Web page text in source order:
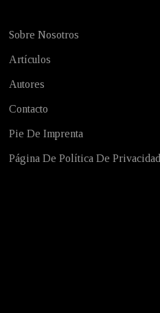
Sobre Nosotros
Artículos
Autores
Contacto
Pie De Imprenta
Página De Política De Privacidad